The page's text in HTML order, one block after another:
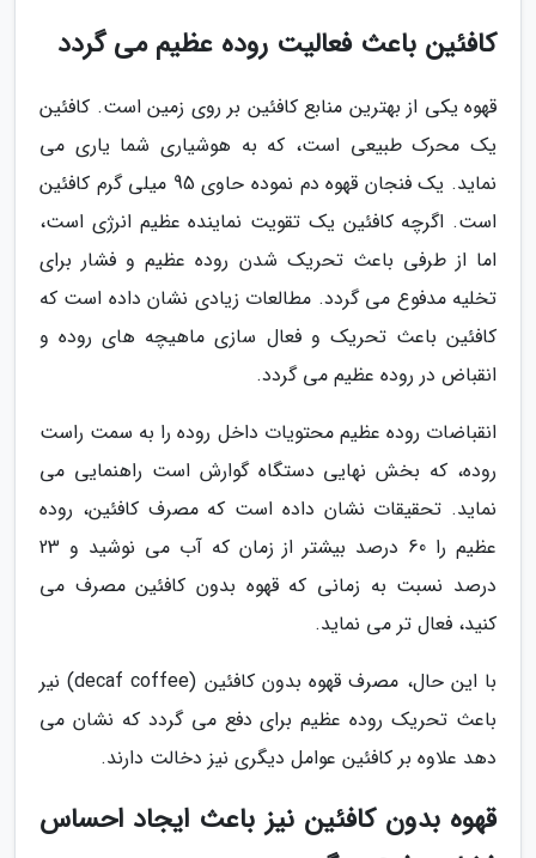
کافئین باعث فعالیت روده عظیم می گردد
قهوه یکی از بهترین منابع کافئین بر روی زمین است. کافئین
یک محرک طبیعی است، که به هوشیاری شما یاری می
نماید. یک فنجان قهوه دم نموده حاوی 95 میلی گرم کافئین
است. اگرچه کافئین یک تقویت نماینده عظیم انرژی است،
اما از طرفی باعث تحریک شدن روده عظیم و فشار برای
تخلیه مدفوع می گردد. مطالعات زیادی نشان داده است که
کافئین باعث تحریک و فعال سازی ماهیچه های روده و
انقباض در روده عظیم می گردد.
انقباضات روده عظیم محتویات داخل روده را به سمت راست
روده، که بخش نهایی دستگاه گوارش است راهنمایی می
نماید. تحقیقات نشان داده است که مصرف کافئین، روده
عظیم را 60 درصد بیشتر از زمان که آب می نوشید و 23
درصد نسبت به زمانی که قهوه بدون کافئین مصرف می
کنید، فعال تر می نماید.
با این حال، مصرف قهوه بدون کافئین (decaf coffee) نیر
باعث تحریک روده عظیم برای دفع می گردد که نشان می
دهد علاوه بر کافئین عوامل دیگری نیز دخالت دارند.
قهوه بدون کافئین نیز باعث ایجاد احساس